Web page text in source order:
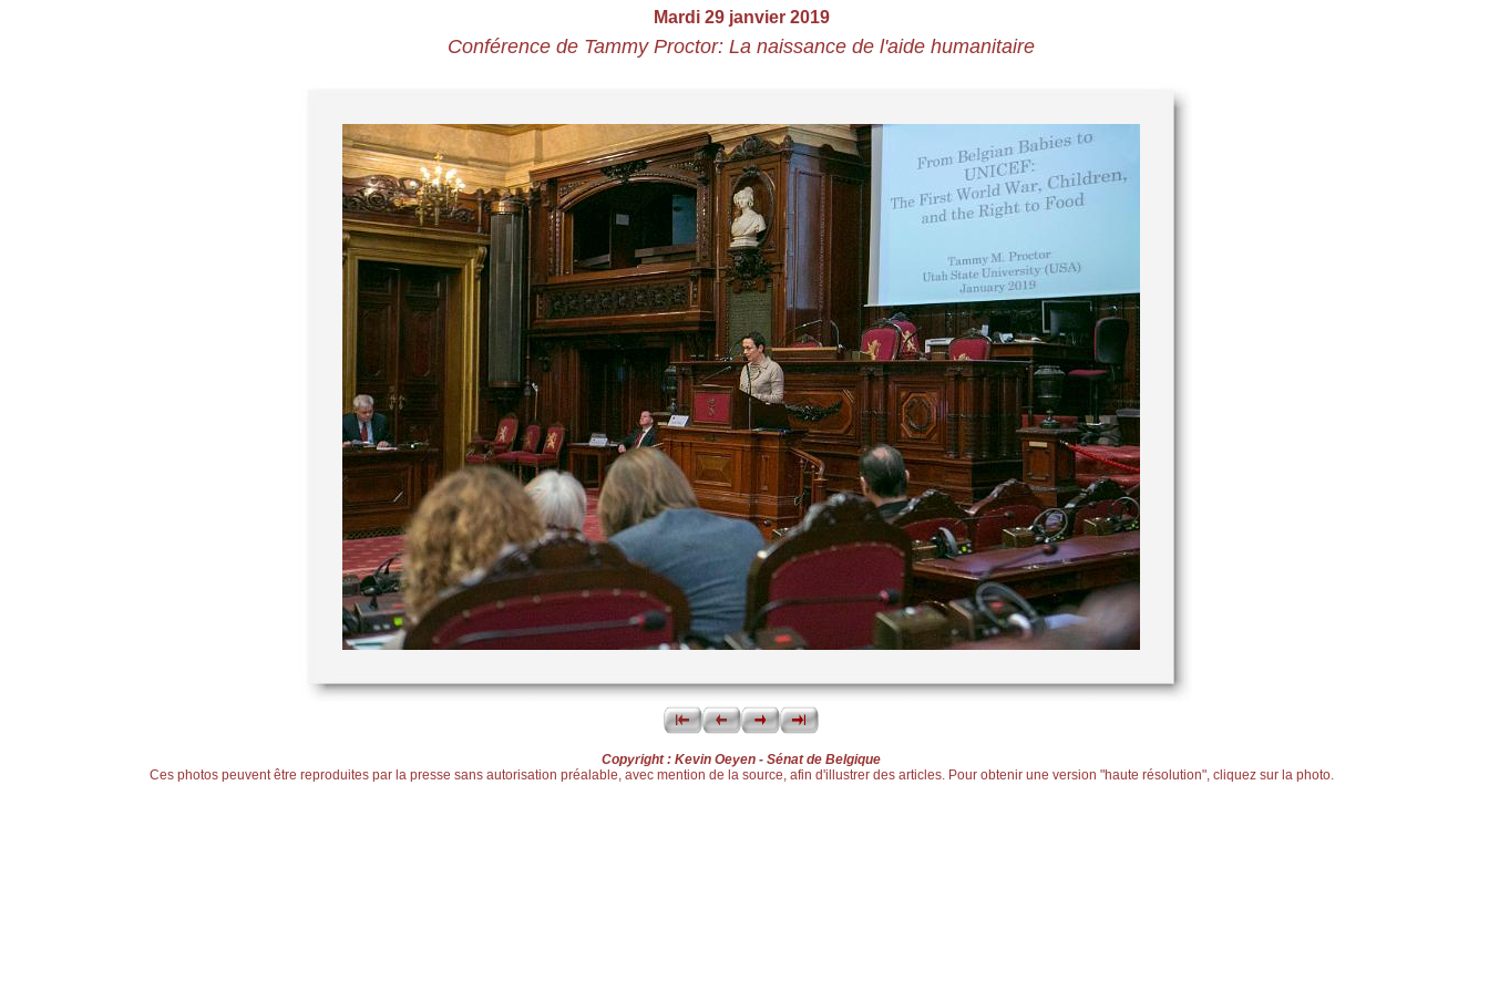
Mardi 29 janvier 2019
Conférence de Tammy Proctor: La naissance de l'aide humanitaire
Copyright : Kevin Oeyen - Sénat de Belgique
Ces photos peuvent être reproduites par la presse sans autorisation préalable, avec mention de la source, afin d'illustrer des articles. Pour obtenir une version "haute résolution", cliquez sur la photo.